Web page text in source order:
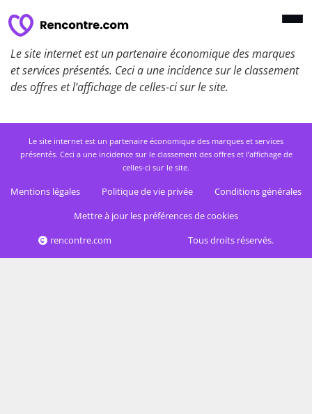
Le site internet est un partenaire économique des marques
et services présentés. Ceci a une incidence sur le classement
des offres et l’affichage de celles-ci sur le site.
Le site internet est un partenaire économique des marques et services
présentés. Ceci a une incidence sur le classement des offres et l’affichage de
celles-ci sur le site.
Mentions légales Politique de vie privée
Conditions générales
Mettre à jour les préférences de cookies
rencontre.com
Tous droits réservés.